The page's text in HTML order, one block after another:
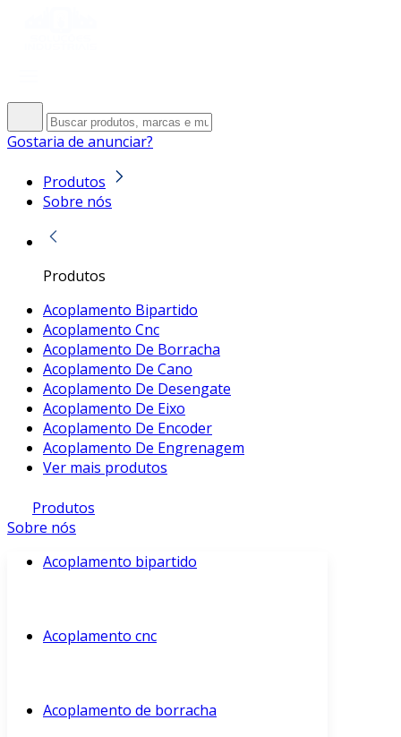
Gostaria de anunciar?
Produtos
Sobre nós
Produtos
Acoplamento Bipartido
Acoplamento Cnc
Acoplamento De Borracha
Acoplamento De Cano
Acoplamento De Desengate
Acoplamento De Eixo
Acoplamento De Encoder
Acoplamento De Engrenagem
Ver mais produtos
Produtos
Sobre nós
Acoplamento bipartido
Acoplamento cnc
Acoplamento de borracha